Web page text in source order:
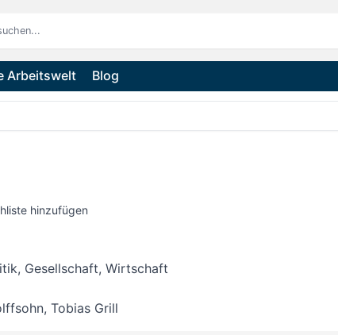
Arbeitswelt Blog
hinzufügen
Gesellschaft, Wirtschaft
, Tobias Grill